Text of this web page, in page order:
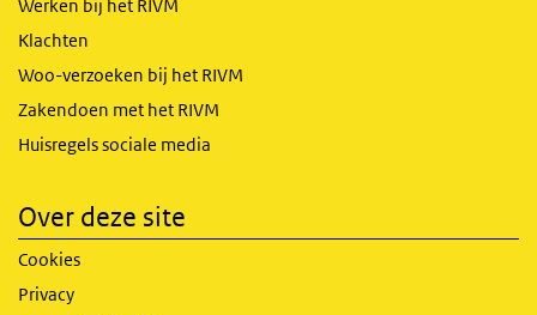
Werken bij het RIVM
Klachten
Woo-verzoeken bij het RIVM
Zakendoen met het RIVM
Huisregels sociale media
Over deze site
Cookies
Privacy